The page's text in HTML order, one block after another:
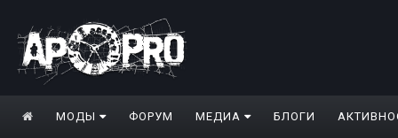
МОДЫ ФОРУМ МЕДИА БЛОГИ